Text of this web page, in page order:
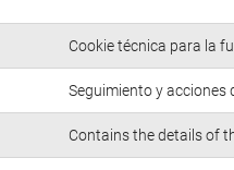
Cookie técnica para la
Seguimiento y acciones
Contains the details of